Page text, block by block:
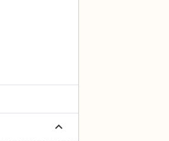
keyboard_arrow_up